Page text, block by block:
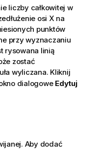
liczby całkowitej w
osi X na
punktów
przy wyznaczaniu
rysowana linią
zostać
wyliczana. Kliknij
dialogowe Edytuj
Aby dodać